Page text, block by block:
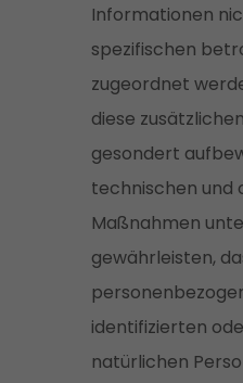
Informationen
spezifischen
zugeordnet
diese
gesondert
technischen und
Maßnahmen
gewährleisten,
identifizierten
natürlichen